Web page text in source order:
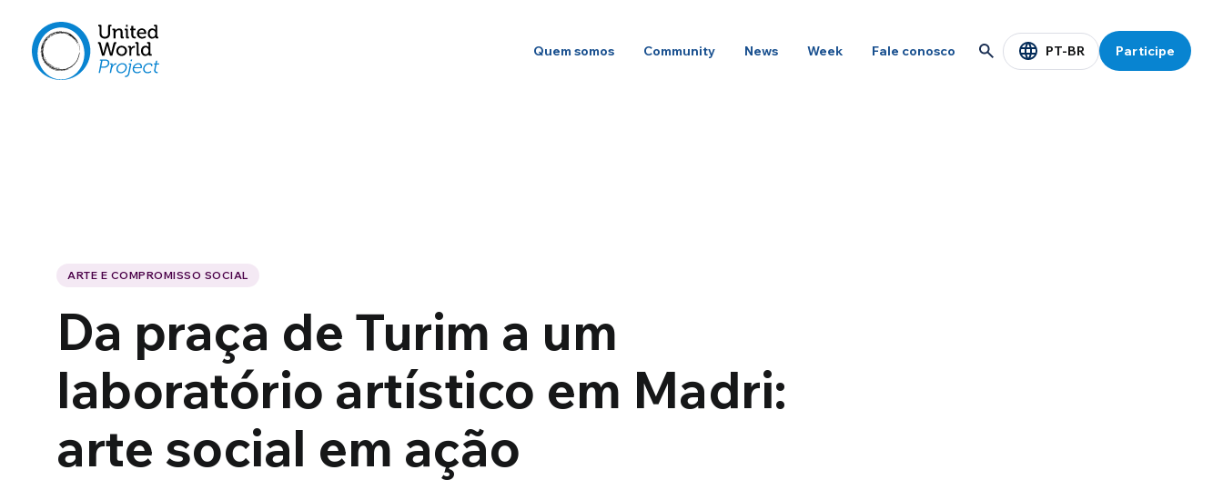
Quem somos Community News Week Fale conosco PT-BR Participe
ARTE E COMPROMISSO SOCIAL
Da praça de Turim a um
laboratório artístico em Madri:
arte social em ação